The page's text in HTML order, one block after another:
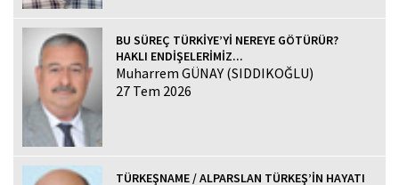
BU SÜREÇ TÜRKİYE’Yİ NEREYE GÖTÜRÜR?
HAKLI ENDİŞELERİMİZ...
Muharrem GÜNAY (SIDDIKOĞLU)
27 Tem 2026
TÜRKEŞNAME / ALPARSLAN TÜRKEŞ’İN HAYATI